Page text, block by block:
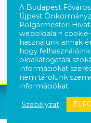
Kövesse a
Követés
Újpest
A Budapest
Újpest
Polgármesteri
weboldalain
használunk annak
hogy felhasználóink
oldallátogatási
információkat
nem tárolunk
információkat.
Szabályzat